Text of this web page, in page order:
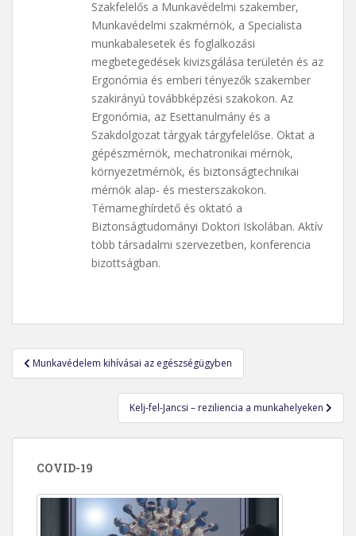
Szakfelelős a Munkavédelmi szakember,
Munkavédelmi szakmérnök, a Specialista
munkabalesetek és foglalkozási
megbetegedések kivizsgálása területén és az
Ergonómia és emberi tényezők szakember
szakirányú továbbképzési szakokon. Az
Ergonómia, az Esettanulmány és a
Szakdolgozat tárgyak tárgyfelelőse. Oktat a
gépészmérnök, mechatronikai mérnök,
környezetmérnök, és biztonságtechnikai
mérnök alap- és mesterszakokon.
Témameghírdető és oktató a
Biztonságtudományi Doktori Iskolában. Aktív
több társadalmi szervezetben, konferencia
bizottságban.
Bejegyzés
navigáció
Munkavédelem kihívásai az egészségügyben
Kelj-fel-Jancsi – reziliencia a munkahelyeken
COVID-19